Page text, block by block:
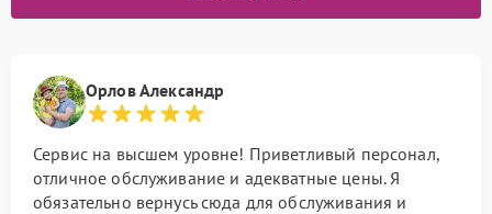
Орлов Александр
Сервис на высшем уровне! Приветливый персонал,
отличное обслуживание и адекватные цены. Я
обязательно вернусь сюда для обслуживания и